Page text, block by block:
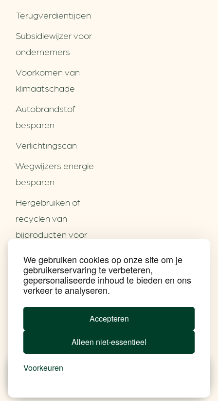
We gebruiken cookies op onze site om je
gebruikerservaring te verbeteren,
gepersonaliseerde inhoud te bieden en ons
verkeer te analyseren.
Accepteren
Alleen niet-essentieel
Voorkeuren
Partners
Contact
Nieuws
Praktijkverhalen
Events
Nieuwsbrief
Achtergrond klimaatverandering
Beprijzing van CO2
Verduurzamen bedrijventerrein
Terugverdien­tijden
Subsidiewijzer voor
ondernemers
Voorkomen van
klimaatschade
Autobrandstof
besparen
Verlichtingscan
Wegwijzers energie
besparen
Hergebruiken of
recyclen van
bijproducten voor
Energie besparen op
uw PC
Privacy & Disclaimer